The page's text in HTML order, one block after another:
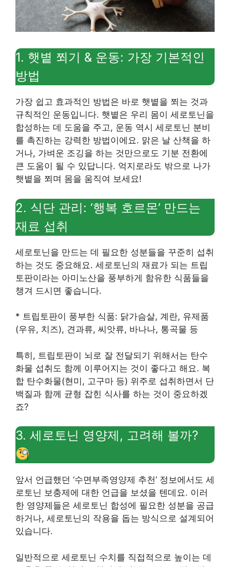
1. 햇볕 쬐기 & 운동: 가장 기본적인
방법
가장 쉽고 효과적인 방법은 바로 햇볕을 쬐는 것과
규칙적인 운동입니다. 햇볕은 우리 몸이 세로토닌을
합성하는 데 도움을 주고, 운동 역시 세로토닌 분비
를 촉진하는 강력한 방법이에요. 맑은 날 산책을 하
거나, 가벼운 조깅을 하는 것만으로도 기분 전환에
큰 도움이 될 수 있답니다. 억지로라도 밖으로 나가
햇볕을 쬐며 몸을 움직여 보세요!
2. 식단 관리: ‘행복 호르몬’ 만드는
재료 섭취
세로토닌을 만드는 데 필요한 성분들을 꾸준히 섭취
하는 것도 중요해요. 세로토닌의 재료가 되는 트립
토판이라는 아미노산을 풍부하게 함유한 식품들을
챙겨 드시면 좋습니다.
* 트립토판이 풍부한 식품: 닭가슴살, 계란, 유제품
(우유, 치즈), 견과류, 씨앗류, 바나나, 통곡물 등
특히, 트립토판이 뇌로 잘 전달되기 위해서는 탄수
화물 섭취도 함께 이루어지는 것이 좋다고 해요. 복
합 탄수화물(현미, 고구마 등) 위주로 섭취하면서 단
백질과 함께 균형 잡힌 식사를 하는 것이 중요하겠
죠?
3. 세로토닌 영양제, 고려해 볼까?
앞서 언급했던 ‘수면부족영양제 추천’ 정보에서도 세
로토닌 보충제에 대한 언급을 보셨을 텐데요. 이러
한 영양제들은 세로토닌 합성에 필요한 성분을 공급
하거나, 세로토닌의 작용을 돕는 방식으로 설계되어
있습니다.
일반적으로 세로토닌 수치를 직접적으로 높이는 데